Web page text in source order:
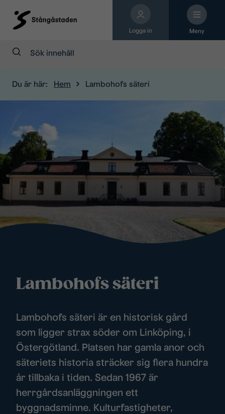
Logga in Meny
Sök:
Du är här: Hem Lambohofs säteri
Lambohofs säteri
Lambohofs säteri är en historisk gård
som ligger strax söder om Linköping, i
Östergötland. Platsen har gamla anor och
säteriets historia sträcker sig flera hundra
år tillbaka i tiden. Sedan 1967 är
herrgårdsanläggningen ett
byggnadsminne. Kulturfastigheter,